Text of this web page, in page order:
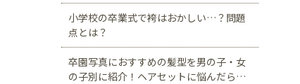
豊田浄水店
大阪府
帝塚山店
小学校の卒業式で袴はおかしい…？問題
点とは？
卒園写真におすすめの髪型を男の子・女
の子別に紹介！ヘアセットに悩んだら…